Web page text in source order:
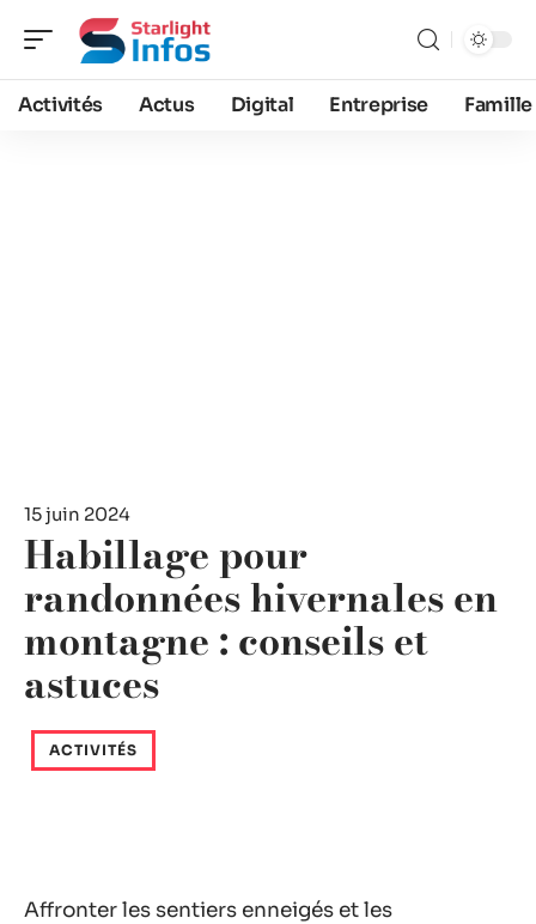
Activités Actus Digital Entreprise Famille
15 juin 2024
Habillage pour
randonnées hivernales en
montagne : conseils et
astuces
ACTIVITÉS
Affronter les sentiers enneigés et les